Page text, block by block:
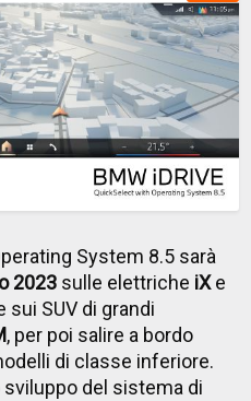
System 8.5 sarà
2023 sulle elettriche iXe
sui SUV di grandi
, per poi salire a bordo
di classe inferiore.
del sistema di